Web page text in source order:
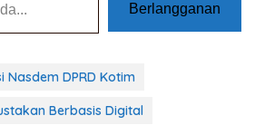
Berlangganan
Nasdem DPRD Kotim
Berbasis Digital